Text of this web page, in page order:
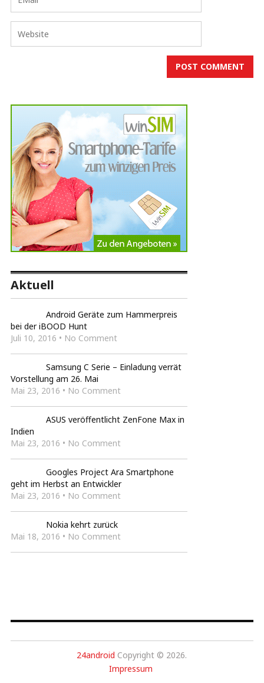
Aktuell
Android Geräte zum Hammerpreis
bei der iBOOD Hunt
Juli 10, 2016 • No Comment
Samsung C Serie – Einladung verrät
Vorstellung am 26. Mai
Mai 23, 2016 • No Comment
ASUS veröffentlicht ZenFone Max in
Indien
Mai 23, 2016 • No Comment
Googles Project Ara Smartphone
geht im Herbst an Entwickler
Mai 23, 2016 • No Comment
Nokia kehrt zurück
Mai 18, 2016 • No Comment
24android Copyright © 2026.
Impressum